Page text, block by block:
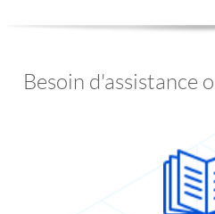
Besoin d'assistance